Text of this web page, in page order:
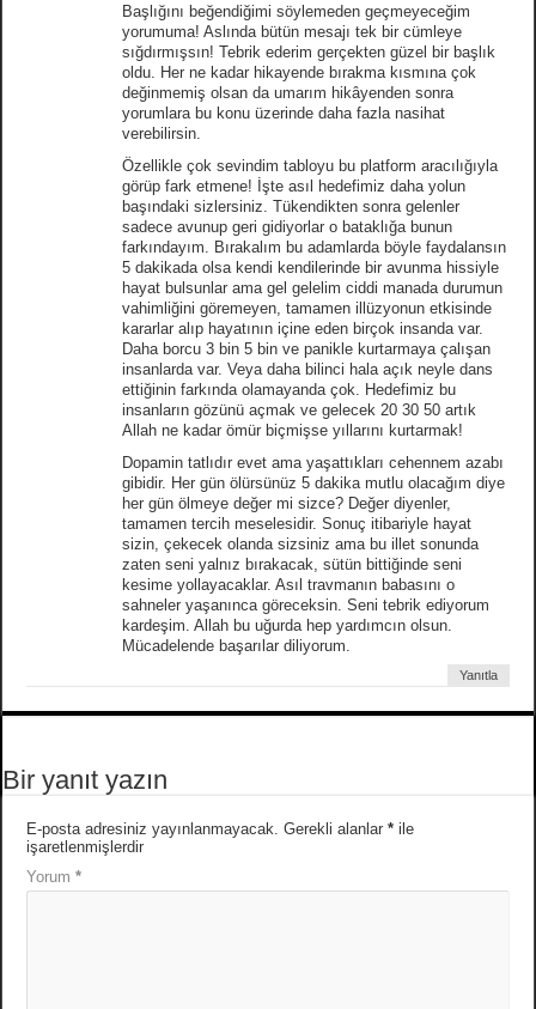
Başlığını beğendiğimi söylemeden geçmeyeceğim
yorumuma! Aslında bütün mesajı tek bir cümleye
sığdırmışsın! Tebrik ederim gerçekten güzel bir başlık
oldu. Her ne kadar hikayende bırakma kısmına çok
değinmemiş olsan da umarım hikâyenden sonra
yorumlara bu konu üzerinde daha fazla nasihat
verebilirsin.
Özellikle çok sevindim tabloyu bu platform aracılığıyla
görüp fark etmene! İşte asıl hedefimiz daha yolun
başındaki sizlersiniz. Tükendikten sonra gelenler
sadece avunup geri gidiyorlar o bataklığa bunun
farkındayım. Bırakalım bu adamlarda böyle faydalansın
5 dakikada olsa kendi kendilerinde bir avunma hissiyle
hayat bulsunlar ama gel gelelim ciddi manada durumun
vahimliğini göremeyen, tamamen illüzyonun etkisinde
kararlar alıp hayatının içine eden birçok insanda var.
Daha borcu 3 bin 5 bin ve panikle kurtarmaya çalışan
insanlarda var. Veya daha bilinci hala açık neyle dans
ettiğinin farkında olamayanda çok. Hedefimiz bu
insanların gözünü açmak ve gelecek 20 30 50 artık
Allah ne kadar ömür biçmişse yıllarını kurtarmak!
Dopamin tatlıdır evet ama yaşattıkları cehennem azabı
gibidir. Her gün ölürsünüz 5 dakika mutlu olacağım diye
her gün ölmeye değer mi sizce? Değer diyenler,
tamamen tercih meselesidir. Sonuç itibariyle hayat
sizin, çekecek olanda sizsiniz ama bu illet sonunda
zaten seni yalnız bırakacak, sütün bittiğinde seni
kesime yollayacaklar. Asıl travmanın babasını o
sahneler yaşanınca göreceksin. Seni tebrik ediyorum
kardeşim. Allah bu uğurda hep yardımcın olsun.
Mücadelende başarılar diliyorum.
Yanıtla
Bir yanıt yazın
E-posta adresiniz yayınlanmayacak. Gerekli alanlar* ile
işaretlenmişlerdir
Yorum*